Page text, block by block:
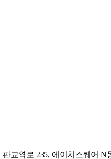
교역로 235, 에이치스퀘어 N